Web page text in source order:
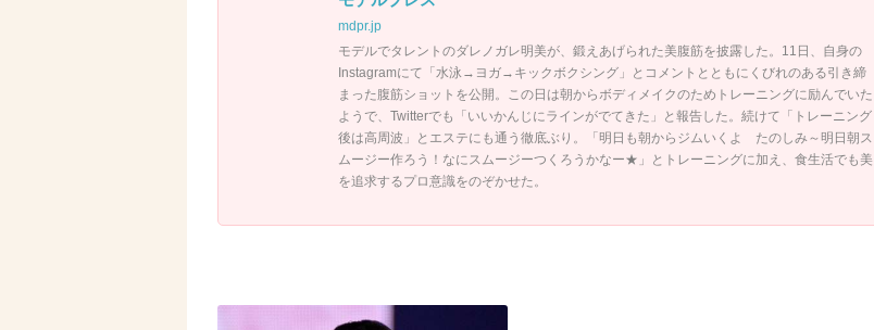
mdpr.jp
モデルでタレントのダレノガレ明美が、鍛えあげられた美腹筋を披露した。11日、自身の
Instagramにて「水泳→ヨガ→キックボクシング」とコメントとともにくびれのある引き締
まった腹筋ショットを公開。この日は朝からボディメイクのためトレーニングに励んでいた
ようで、Twitterでも「いいかんじにラインがでてきた」と報告した。続けて「トレーニング
後は高周波」とエステにも通う徹底ぶり。「明日も朝からジムいくよ たのしみ～明日朝ス
ムージー作ろう！なにスムージーつくろうかなー★」とトレーニングに加え、食生活でも美
を追求するプロ意識をのぞかせた。